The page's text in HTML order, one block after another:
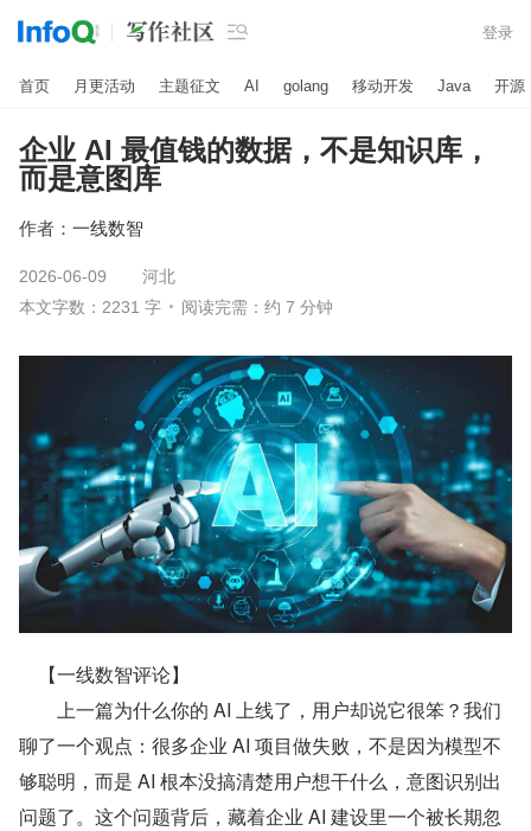
 登录
首页 月更活动 主题征文 AI golang 移动开发 Java 开源
企业 AI 最值钱的数据，不是知识库，
而是意图库
作者： 一线数智
2026-06-09
河北
本文字数：2231 字
阅读完需：约 7 分钟
【一线数智评论】
上一篇为什么你的 AI 上线了，用户却说它很笨？我们
聊了一个观点：很多企业 AI 项目做失败，不是因为模型不
够聪明，而是 AI 根本没搞清楚用户想干什么，意图识别出
问题了。这个问题背后，藏着企业 AI 建设里一个被长期忽